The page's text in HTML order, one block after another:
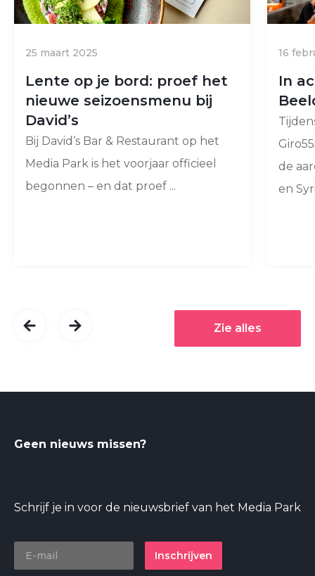
25 maart 2025
Lente op je bord: proef het
nieuwe seizoensmenu bij
David’s
Bij David’s Bar & Restaurant op het
Media Park is het voorjaar officieel
begonnen – en dat proef ...
16
In
de
en
Zie alles
Geen nieuws missen?
Schrijf je in voor de nieuwsbrief van het Media Park
Inschrijven